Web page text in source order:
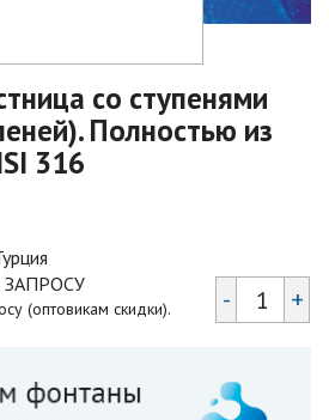
со ступенями
Полностью из
316
ЗАПРОСУ
(оптовикам скидки). - +